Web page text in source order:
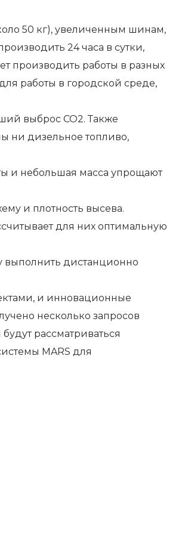
50 кг), увеличенным шинам,
24 часа в сутки,
производить работы в разных
работы в городской среде,
выброс CO2. Также
ни дизельное топливо,
и небольшая масса упрощают
и плотность высева.
для них оптимальную
выполнить дистанционно
и инновационные
несколько запросов
рассматриваться
MARS для